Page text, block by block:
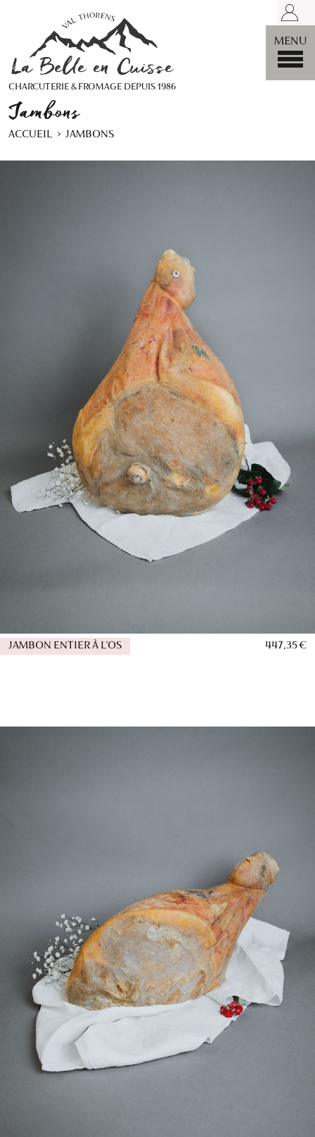
LA
CHARCUTERIE & FROMAGE DEPUIS 1986
MENU
Jambons
ACCUEIL JAMBONS
JAMBON ENTIER À L'OS 447,35 €